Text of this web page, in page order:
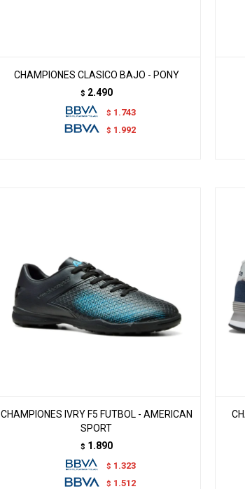
CHAMPIONES CLASICO BAJO - PONY
$ 2.490
$ 1.743
$ 1.992
CHAMPIONES IVRY F5 FUTBOL - AMERICAN
SPORT
$ 1.890
$ 1.323
$ 1.512